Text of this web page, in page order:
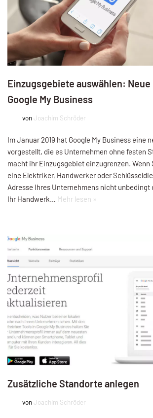
Einzugsgebiete auswählen: Neue
Google My Business
von Joachim Schröder
Im Januar 2019 hat Google My Business eine
vorgestellt, die es Unternehmen ohne festen
macht ihr Einzugsgebiet einzugrenzen. Wenn
eine Elektriker, Handwerker oder
Adresse Ihres Unternehmens nicht unbedingt
Ihr Handwerk… Mehr lesen »
Zusätzliche Standorte anlegen
von Joachim Schröder